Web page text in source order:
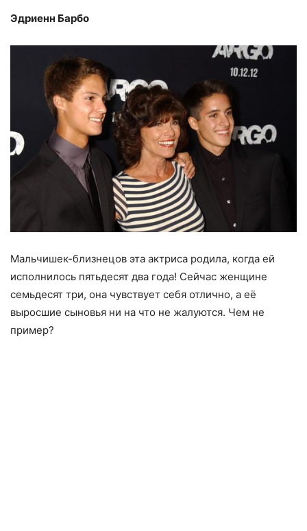
Эдриенн Барбо
Мальчишек-близнецов эта актриса родила, когда ей
исполнилось пятьдесят два года! Сейчас женщине
семьдесят три, она чувствует себя отлично, а её
выросшие сыновья ни на что не жалуются. Чем не
пример?